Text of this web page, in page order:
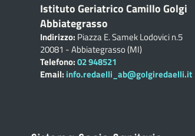
Istituto Geriatrico Camillo Golgi
Abbiategrasso
Indirizzo: Piazza E. Samek Lodovici n.5
20081 - Abbiategrasso (MI)
Telefono:02 948521
Email: info.redaelli_ab@golgiredaelli.it